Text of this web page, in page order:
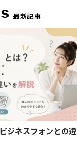
最新記事
ジネスフォンとの違